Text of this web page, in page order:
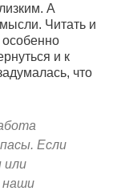
А
Читать и
особенно
и к
что
Если
или
наши